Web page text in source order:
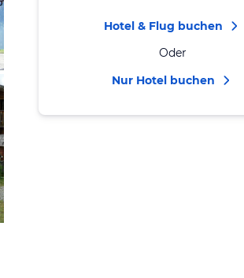
Hotel & Flug buchen
Oder
Nur Hotel buchen